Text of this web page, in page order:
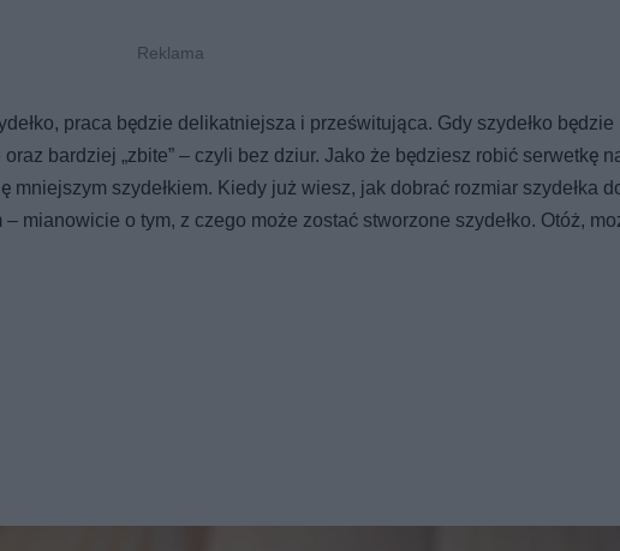
praca będzie delikatniejsza i prześwitująca. Gdy szydełko będzie
bardziej „zbite” – czyli bez dziur. Jako że będziesz robić serwetkę
mniejszym szydełkiem. Kiedy już wiesz, jak dobrać rozmiar szydełka
mianowicie o tym, z czego może zostać stworzone szydełko. Otóż,